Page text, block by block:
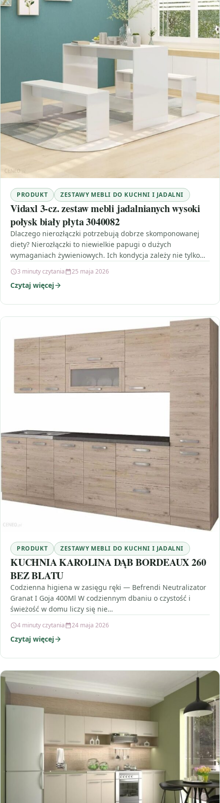
PRODUKT ZESTAWY MEBLI DO KUCHNI I JADALNI
Vidaxl 3-cz. zestaw mebli jadalnianych wysoki
połysk biały płyta 3040082
Dlaczego nierozłączki potrzebują dobrze skomponowanej
diety? Nierozłączki to niewielkie papugi o dużych
wymaganiach żywieniowych. Ich kondycja zależy nie tylko
3 minuty czytania 25 maja 2026
Czytaj więcej
PRODUKT ZESTAWY MEBLI DO KUCHNI I JADALNI
KUCHNIA KAROLINA DĄB BORDEAUX 260
BEZ BLATU
Codzienna higiena w zasięgu ręki — Befrendi Neutralizator
Granat I Goja 400Ml W codziennym dbaniu o czystość i
świeżość w domu liczy się nie…
4 minuty czytania 24 maja 2026
Czytaj więcej